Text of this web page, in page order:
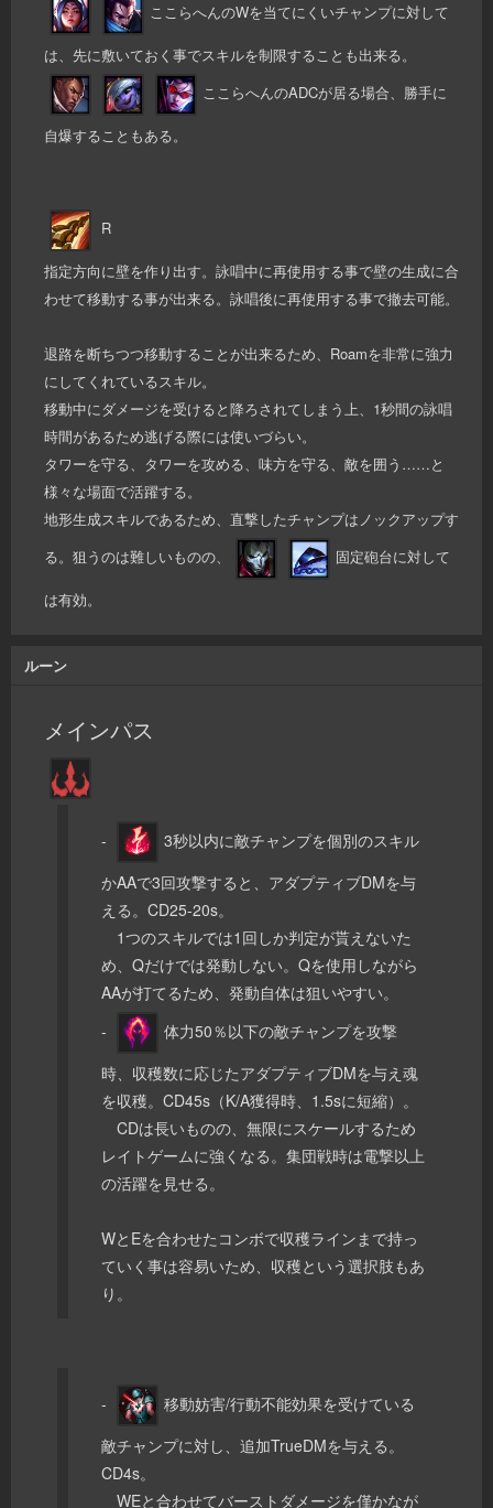
ここらへんのWを当てにくいチャンプに対して
は、先に敷いておく事でスキルを制限することも出来る。
ここらへんのADCが居る場合、勝手に
自爆することもある。
R
指定方向に壁を作り出す。詠唱中に再使用する事で壁の生成に合
わせて移動する事が出来る。詠唱後に再使用する事で撤去可能。
退路を断ちつつ移動することが出来るため、Roamを非常に強力
にしてくれているスキル。
移動中にダメージを受けると降ろされてしまう上、1秒間の詠唱
時間があるため逃げる際には使いづらい。
タワーを守る、タワーを攻める、味方を守る、敵を囲う……と
様々な場面で活躍する。
地形生成スキルであるため、直撃したチャンプはノックアップす
る。狙うのは難しいものの、
固定砲台に対して
は有効。
ルーン
メインパス
-
3秒以内に敵チャンプを個別のスキル
かAAで3回攻撃すると、アダプティブDMを与
える。CD25-20s。
1つのスキルでは1回しか判定が貰えないた
め、Qだけでは発動しない。Qを使用しながら
AAが打てるため、発動自体は狙いやすい。
-
体力50％以下の敵チャンプを攻撃
時、収穫数に応じたアダプティブDMを与え魂
を収穫。CD45s（K/A獲得時、1.5sに短縮）。
CDは長いものの、無限にスケールするため
レイトゲームに強くなる。集団戦時は電撃以上
の活躍を見せる。
WとEを合わせたコンボで収穫ラインまで持っ
ていく事は容易いため、収穫という選択肢もあ
り。
-
移動妨害/行動不能効果を受けている
敵チャンプに対し、追加TrueDMを与える。
CD4s。
WEと合わせてバーストダメージを僅かなが